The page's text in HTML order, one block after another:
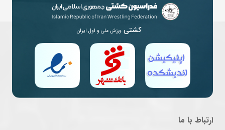
کشتی ورزش ملی و اول ایران
ارتباط با ما